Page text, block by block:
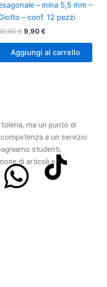
– mina 5,5 mm –
– conf. 12 pezzi
€9,90€
Aggiungi al carrello
ma un punto di
e un servizio
studenti,
di articoli e